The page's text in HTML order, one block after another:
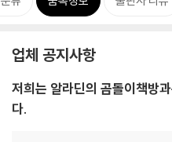
업체 공지사항
저희는 알라딘의 곰돌이책방
다.